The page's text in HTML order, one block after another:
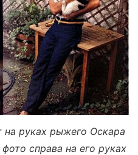
руках рыжего Оскара
справа на его руках